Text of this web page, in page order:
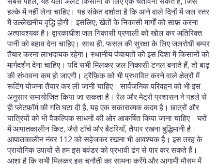
हल्के में नहीं लेना चाहिए। यह संकेत दर्शाता है कि आने वाले दिनों में जल स्तर
में उल्लेखनीय वृद्धि होगी। इसलिए, खेतों के निकासी मार्गों को साफ़ करना
अत्यावश्यक है। द्वारकाधीश जल निकासी प्रणाली को खोल कर अतिरिक्त
पानी को बहाव देना चाहिए। साथ ही, फसल की सुरक्षा के लिए जलरोधी बम्पर
तैयार करना लाभदायक रहेगा। स्थानीय पंचायतों को इस दिशा में किसानों को
मार्गदर्शन देना चाहिए। यदि सभी मिलकर जल निकासी टनल बनाते हैं, तो बाढ़
की संभावना कम हो जाएगी। ट्रैफ़िक को भी प्रभावित करने वाले क्षेत्रों में
रूटिंग योजना तैयार कर ली जानी चाहिए। सार्वजनिक परिवहन को भी इस
अनुसार समायोजित किया जा सकता है। रेल और मेट्रो प्रशासन ने पहले से
ही प्लेटफ़ॉर्म की गति घटा दी है, यह एक सकारात्मक कदम है। छात्रों और
यात्रियों को भी वैकल्पिक साधनों की ओर आकर्षित किया जाना चाहिए। घरों
में आपातकालीन किट, जैसे टॉर्च और बैटरियाँ, तैयार रखना बुद्धिमानी है।
आपातकालीन नंबर 112 को सहेजकर रखना भी आवश्यक है। इस तरह के
प्रायोगिक उपायों से हम इस बवंडर को प्रभावी ढंग से पार कर सकते हैं।
आशा है कि सभी मिलकर इस चुनौती का सामना करेंगे और आगामी मौसम में